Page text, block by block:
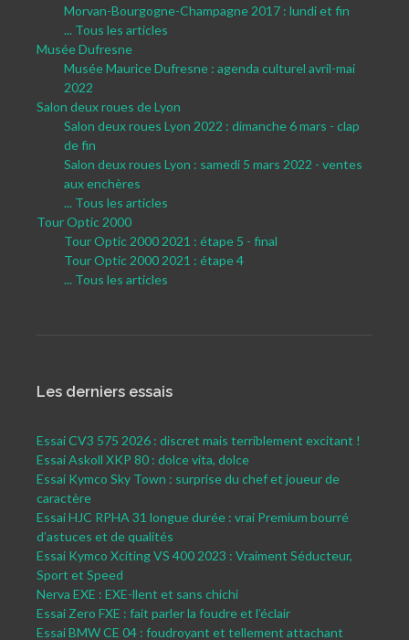
Morvan-Bourgogne-Champagne 2017 : lundi et fin
... Tous les articles
Musée Dufresne
Musée Maurice Dufresne : agenda culturel avril-mai
2022
Salon deux roues de Lyon
Salon deux roues Lyon 2022 : dimanche 6 mars - clap
de fin
Salon deux roues Lyon : samedi 5 mars 2022 - ventes
aux enchères
... Tous les articles
Tour Optic 2000
Tour Optic 2000 2021 : étape 5 - final
Tour Optic 2000 2021 : étape 4
... Tous les articles
Les derniers essais
Essai CV3 575 2026 : discret mais terriblement excitant !
Essai Askoll XKP 80 : dolce vita, dolce
Essai Kymco Sky Town : surprise du chef et joueur de
caractère
Essai HJC RPHA 31 longue durée : vrai Premium bourré
d’astuces et de qualités
Essai Kymco Xciting VS 400 2023 : Vraiment Séducteur,
Sport et Speed
Nerva EXE : EXE-llent et sans chichi
Essai Zero FXE : fait parler la foudre et l’éclair
Essai BMW CE 04 : foudroyant et tellement attachant